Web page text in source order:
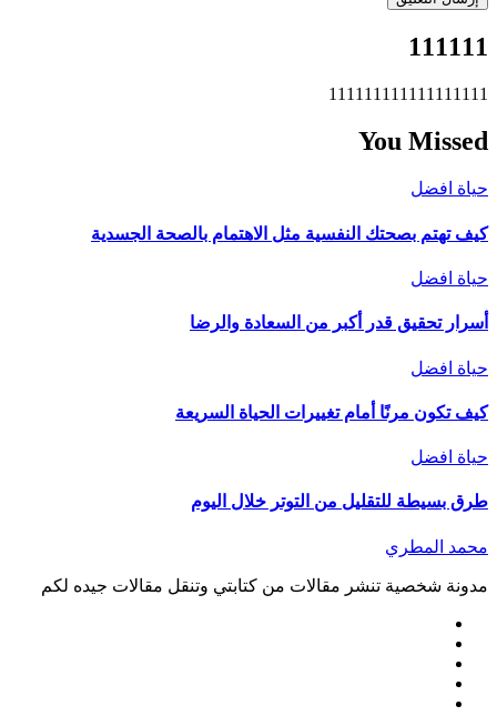
111111
111111111111111111
You Missed
حياة افضل
كيف تهتم بصحتك النفسية مثل الاهتمام بالصحة الجسدية
حياة افضل
أسرار تحقيق قدر أكبر من السعادة والرضا
حياة افضل
كيف تكون مرنًا أمام تغييرات الحياة السريعة
حياة افضل
طرق بسيطة للتقليل من التوتر خلال اليوم
محمد المطري
مدونة شخصية تنشر مقالات من كتابتي وتنقل مقالات جيده لكم